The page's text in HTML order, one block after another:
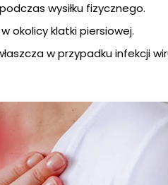
wysiłku fizycznego.
okolicy klatki piersiowej.
w przypadku infekcji